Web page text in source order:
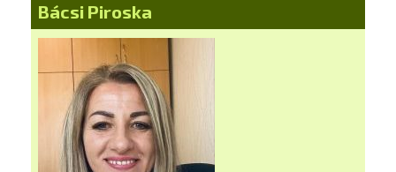
Bácsi Piroska